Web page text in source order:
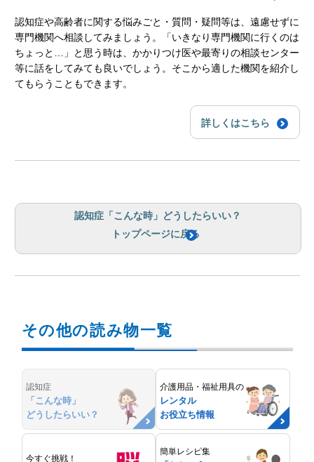
認知症や高齢者に関する悩みごと・質問・疑問等は、遠慮せずに
専門機関へ相談してみましょう。「いきなり専門機関に行くのは
ちょっと…」と思う時は、かかりつけ医や最寄りの相談センター
等に話をしてみても良いでしょう。そこから適した機関を紹介し
てもらうこともできます。
詳しくはこちら
認知症「こんな時」どうしたらいい？
トップページに戻る
その他の読み物一覧
認知症
「こんな時」
どうしたらいい？
介護用品・福祉用具の
レンタル
お役立ち情報
今すぐ挑戦！
簡単レシピ集